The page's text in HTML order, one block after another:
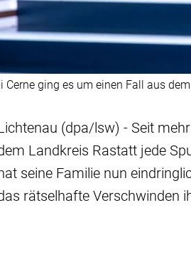
Cerne ging es um einen Fall aus
(dpa/lsw) - Seit
Landkreis Rastatt jede
seine Familie nun
rätselhafte Verschwinden